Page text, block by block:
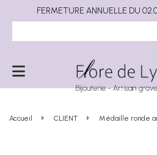
Accueil CLIENT Médaille ronde
FERMETURE ANNUELLE DU